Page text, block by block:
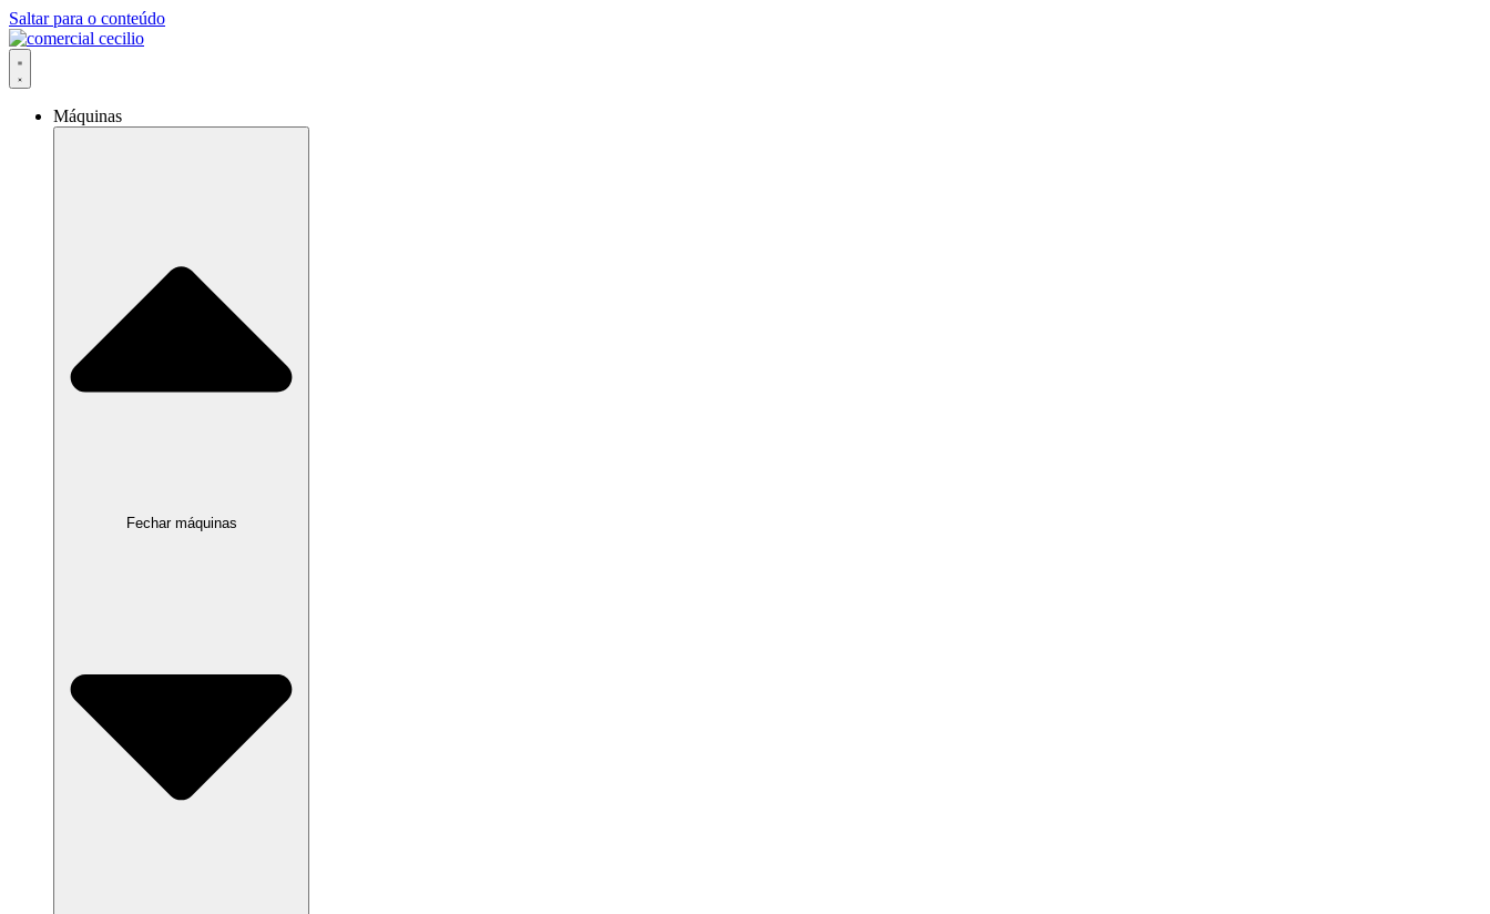
Saltar para o conteúdo
Máquinas
Fechar máquinas